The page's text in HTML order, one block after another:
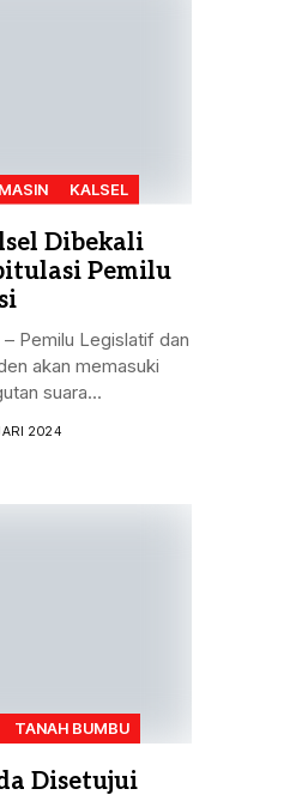
KALSEL
Dibekali
Pemilu
Pemilu Legislatif dan
akan memasuki
suara...
2024
TANAH BUMBU
Disetujui